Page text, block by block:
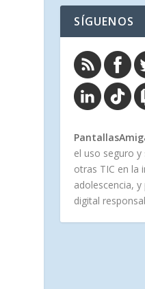
SÍGUENOS
el uso seguro
otras TIC en la
adolescencia,
digital